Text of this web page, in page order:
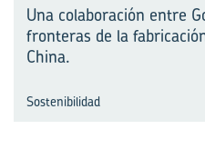
Una colaboración entre
fronteras de la
China.
Sostenibilidad